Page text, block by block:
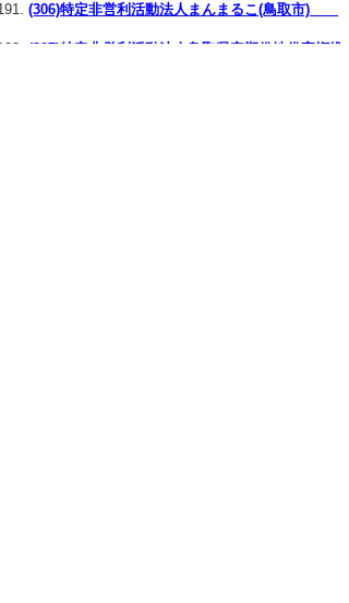
(306)特定非営利活動法人まんまるこ(鳥取市)
(307)特定非営利活動法人鳥取県定期借地借家権推